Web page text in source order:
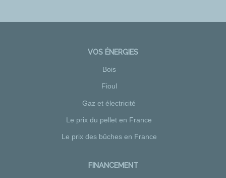
VOS ÉNERGIES
Bois
Fioul
Gaz et électricité
Le prix du pellet en France
Le prix des bûches en France
FINANCEMENT